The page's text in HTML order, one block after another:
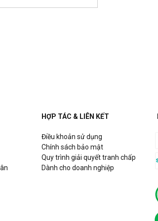
HỢP TÁC & LIÊN KẾT
Điều khoản sử dụng
Chính sách bảo mật
Quy trình giải quyết tranh chấp
Dành cho doanh nghiệp